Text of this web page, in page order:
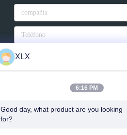
Correo electrónico
XLX
6:16 PM
Good day, what product are you looking
for?